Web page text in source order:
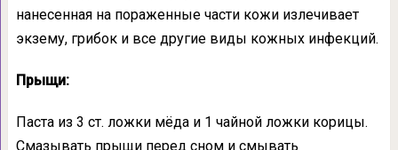
нанесенная на пораженные части кожи излечивает
экзему, грибок и все другие виды кожных инфекций.
Прыщи:
Паста из 3 ст. ложки мёда и 1 чайной ложки корицы.
Смазывать прыщи перед сном и смывать